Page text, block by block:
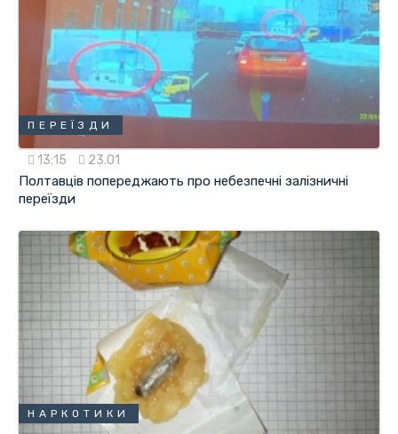
ПЕРЕЇЗДИ
13:15 23.01
Полтавців попереджають про небезпечні залізничні
переїзди
НАРКОТИКИ